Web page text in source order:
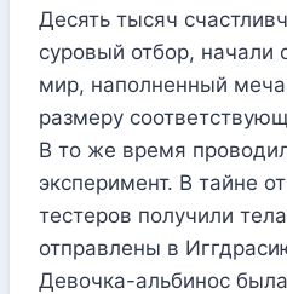
Десять тысяч
суровый отбор, начали
мир, наполненный
размеру
В то же время
эксперимент. В тайне
тестеров получили
отправлены в
Девочка-альбинос